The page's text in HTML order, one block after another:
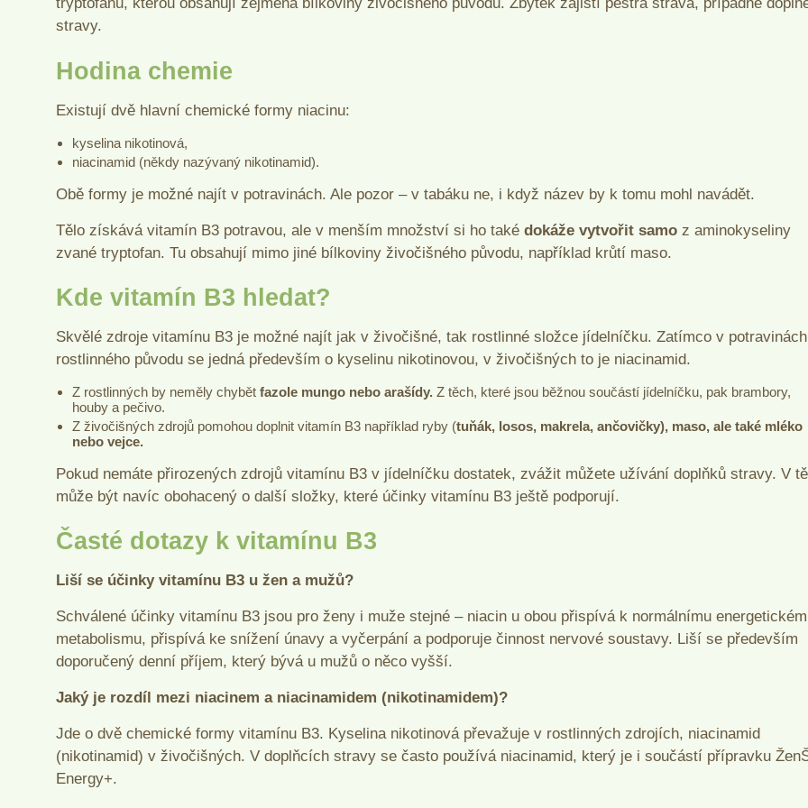
stravy.
Hodina chemie
Existují dvě hlavní chemické formy niacinu:
kyselina nikotinová,
niacinamid (někdy nazývaný nikotinamid).
Obě formy je možné najít v potravinách. Ale pozor – v tabáku ne, i když název by k tomu mohl navádět.
Tělo získává vitamín B3 potravou, ale v menším množství si ho také dokáže vytvořit samo z aminokyseliny
zvané tryptofan. Tu obsahují mimo jiné bílkoviny živočišného původu, například krůtí maso.
Kde vitamín B3 hledat?
Skvělé zdroje vitamínu B3 je možné najít jak v živočišné, tak rostlinné složce jídelníčku. Zatímco v potravinách
rostlinného původu se jedná především o kyselinu nikotinovou, v živočišných to je niacinamid.
Z rostlinných by neměly chybětfazole mungo nebo arašídy. Z těch, které jsou běžnou součástí jídelníčku, pak brambory,
houby a pečivo.
Z živočišných zdrojů pomohou doplnit vitamín B3 například ryby (tuňák, losos, makrela, ančovičky), maso, ale také mléko
nebo vejce.
Pokud nemáte přirozených zdrojů vitamínu B3 v jídelníčku dostatek, zvážit můžete užívání doplňků stravy. V
může být navíc obohacený o další složky, které účinky vitamínu B3 ještě podporují.
Časté dotazy k vitamínu B3
Liší se účinky vitamínu B3 u žen a mužů?
Schválené účinky vitamínu B3 jsou pro ženy i muže stejné – niacin u obou přispívá k normálnímu
metabolismu, přispívá ke snížení únavy a vyčerpání a podporuje činnost nervové soustavy. Liší se především
doporučený denní příjem, který bývá u mužů o něco vyšší.
Jaký je rozdíl mezi niacinem a niacinamidem (nikotinamidem)?
Jde o dvě chemické formy vitamínu B3. Kyselina nikotinová převažuje v rostlinných zdrojích, niacinamid
(nikotinamid) v živočišných. V doplňcích stravy se často používá niacinamid, který je i součástí přípravku
Energy+.